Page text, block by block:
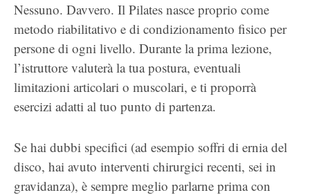
Nessuno. Davvero. Il Pilates nasce proprio come
metodo riabilitativo e di condizionamento fisico per
persone di ogni livello. Durante la prima lezione,
l’istruttore valuterà la tua postura, eventuali
limitazioni articolari o muscolari, e ti proporrà
esercizi adatti al tuo punto di partenza.
Se hai dubbi specifici (ad esempio soffri di ernia del
disco, hai avuto interventi chirurgici recenti, sei in
gravidanza), è sempre meglio parlarne prima con